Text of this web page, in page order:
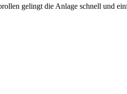
gelingt die Anlage schnell und